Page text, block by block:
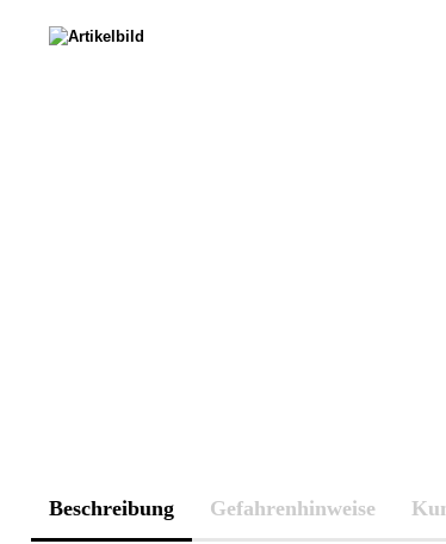
Beschreibung Gefahrenhinweise